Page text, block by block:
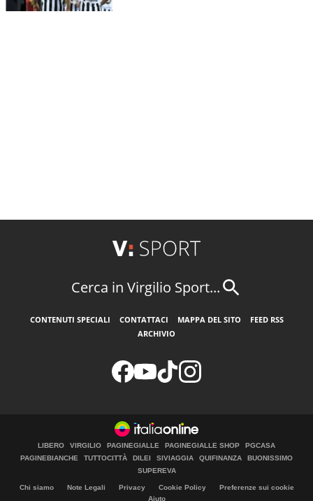
Cerca in Virgilio Sport...
CONTENUTI SPECIALI CONTATTACI MAPPA DEL SITO
FEED RSS
ARCHIVIO
LIBERO VIRGILIO PAGINEGIALLE PAGINEGIALLE SHOP
PGCASA
PAGINEBIANCHE
TUTTOCITTÀ DILEI SIVIAGGIA QUIFINANZA
BUONISSIMO
SUPEREVA
Chi siamo Note Legali Privacy Cookie Policy
Preferenze sui cookie
Aiuto